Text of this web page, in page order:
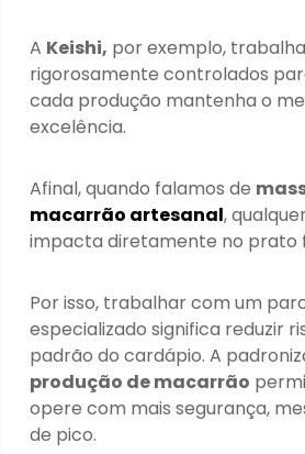
A Keishi, por exemplo,
rigorosamente controlados
cada produção mantenha o
excelência.
Afinal, quando falamos de
macarrão artesanal,
impacta diretamente no prato
Por isso, trabalhar com um
especializado significa reduzir
padrão do cardápio. A
produção de macarrão
opere com mais segurança,
de pico.